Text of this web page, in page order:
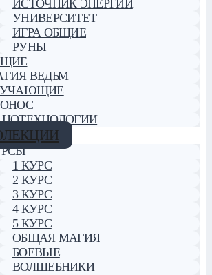
ИСТОЧНИК ЭНЕРГИИ
УНИВЕРСИТЕТ
ИГРА ОБЩИЕ
РУНЫ
ВЕДЬМ
1 КУРС
2 КУРС
3 КУРС
4 КУРС
5 КУРС
ОБЩАЯ МАГИЯ
БОЕВЫЕ
ВОЛШЕБНИКИ